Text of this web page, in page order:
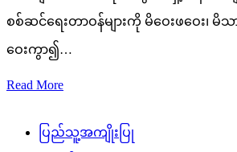
စစ်ဆင်ရေးတာဝန်များကို မိဝေးဖဝေး၊ မိသာ
ဝေးကွာ၍…
Read More
ပြည်သူ့အကျိုးပြု